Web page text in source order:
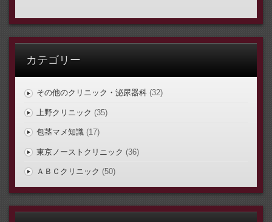
カテゴリー
その他のクリニック・泌尿器科(32)
上野クリニック (35)
包茎マメ知識(17)
東京ノーストクリニック (36)
ＡＢＣクリニック (50)